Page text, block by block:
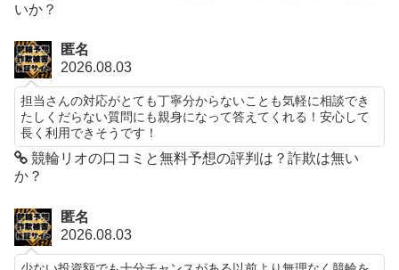
いか？
匿名
2026.08.03
担当さんの対応がとても丁寧分からないことも気軽に相談でき
たしくだらない質問にも親身になって答えてくれる！安心して
長く利用できそうです！
競輪リオの口コミと無料予想の評判は？詐欺は無い
か？
匿名
2026.08.03